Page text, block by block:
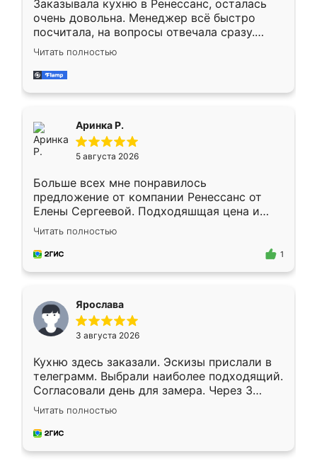
Заказывала кухню в Ренессанс, осталась
очень довольна. Менеджер всё быстро
посчитала, на вопросы отвечала сразу.
Замерщик приехал в субботу, подошёл к
делу со всей ответственностью. Собрали
за день, ребята работали аккуратно, даже
Читать полностью
Аринка Р.
5 августа 2026
Больше всех мне понравилось
предложение от компании Ренессанс от
Елены Сергеевой. Подходяшщая цена и
короткие сроки изготовления. Приехавший
для замера сотрудник Владислав
предложил по моему эскизу самый
Читать полностью
1
Ярослава
3 августа 2026
Кухню здесь заказали. Эскизы прислали в
телеграмм. Выбрали наиболее подходящий.
Согласовали день для замера. Через 3
недели кухня была уже готова. Остались
довольны работой. Спасибо Ренессанс
мебель за качественную работу!
Читать полностью